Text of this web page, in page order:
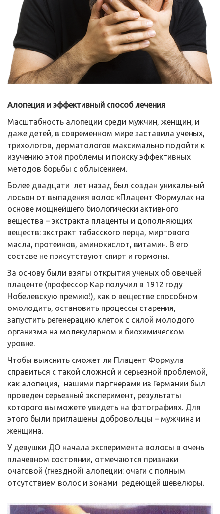
Алопеция и эффективный способ лечения
Масштабность алопеции среди мужчин, женщин, и
даже детей, в современном мире заставила ученых,
трихологов, дерматологов максимально подойти к
изучению этой проблемы и поиску эффективных
методов борьбы с облысением.
Более двадцати лет назад был создан уникальный
лосьон от выпадения волос «Плацент Формула» на
основе мощнейшего биологически активного
вещества – экстракта плаценты и дополняющих
веществ: экстракт табасского перца, миртового
масла, протеинов, аминокислот, витамин. В его
составе не присутствуют спирт и гормоны.
За основу были взяты открытия ученых об овечьей
плаценте (профессор Кар получил в 1912 году
Нобелевскую премию!), как о веществе способном
омолодить, остановить процессы старения,
запустить регенерацию клеток с силой молодого
организма на молекулярном и биохимическом
уровне.
Чтобы выяснить сможет ли Плацент Формула
справиться с такой сложной и серьезной проблемой,
как алопеция, нашими партнерами из Германии был
проведен серьезный эксперимент, результаты
которого вы можете увидеть на фотографиях. Для
этого были приглашены добровольцы – мужчина и
женщина.
У девушки ДО начала эксперимента волосы в очень
плачевном состоянии, отмечаются признаки
очаговой (гнездной) алопеции: очаги с полным
отсутствием волос и зонами редеющей шевелюры.